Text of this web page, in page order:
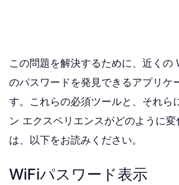
この問題を解決するために、近くの
のパスワードを発見できるアプリケ
す。これらの必須ツールと、それら
ン エクスペリエンスがどのように
は、以下をお読みください。
WiFiパスワード表示